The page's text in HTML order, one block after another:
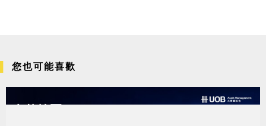
您也可能喜歡